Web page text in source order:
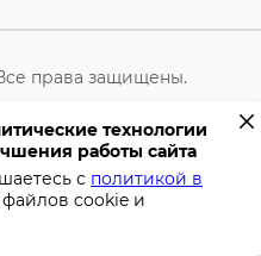
права защищены.
— Профител
технологии
работы сайта
с политикой в
cookie и